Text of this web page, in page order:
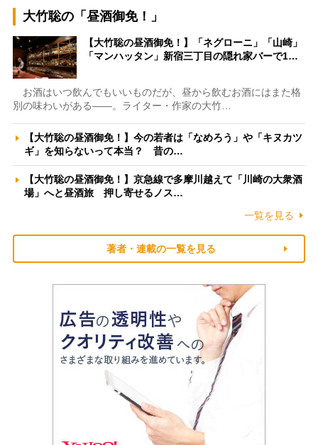
大竹聡の「昼酒御免！」
【大竹聡の昼酒御免！】「ネグローニ」「山崎」
「マンハッタン」新宿三丁目の隠れ家バーで1…
お酒はいつ飲んでもいいものだが、昼から飲むお酒にはまた格
別の味わいがある――。ライター・作家の大竹…
【大竹聡の昼酒御免！】今の若者は「なめろう」や「キヌカツ
ギ」を知らないって本当？ 昔の…
【大竹聡の昼酒御免！】京急線で多摩川越えて「川崎の大衆酒
場」へと昼酒旅 押し寄せるノス…
一覧を見る
著者・連載の一覧を見る